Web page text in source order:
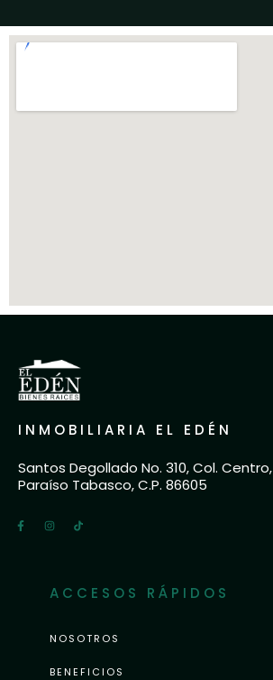
INMOBILIARIA EL EDÉN
Santos Degollado No. 310, Col. Centro,
Paraíso Tabasco, C.P. 86605
ACCESOS RÁPIDOS
NOSOTROS
BENEFICIOS